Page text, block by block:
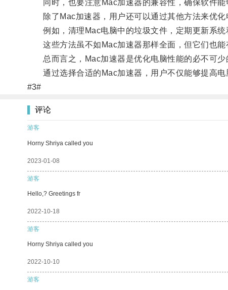
同时，也要注意Mac加速器的兼容性，确保软件能
除了Mac加速器，用户还可以通过其他方法来优化
例如，清理Mac电脑中的垃圾文件，定期更新系统
这些方法虽不如Mac加速器那样全面，但它们也能
总而言之，Mac加速器是优化电脑性能的必不可少
通过选择合适的Mac加速器，用户不仅能够提高电
#3#
评论
游客
Horny Shriya called you
2023-01-08
游客
Hello,? Greetings fr
2022-10-18
游客
Horny Shriya called you
2022-10-10
游客